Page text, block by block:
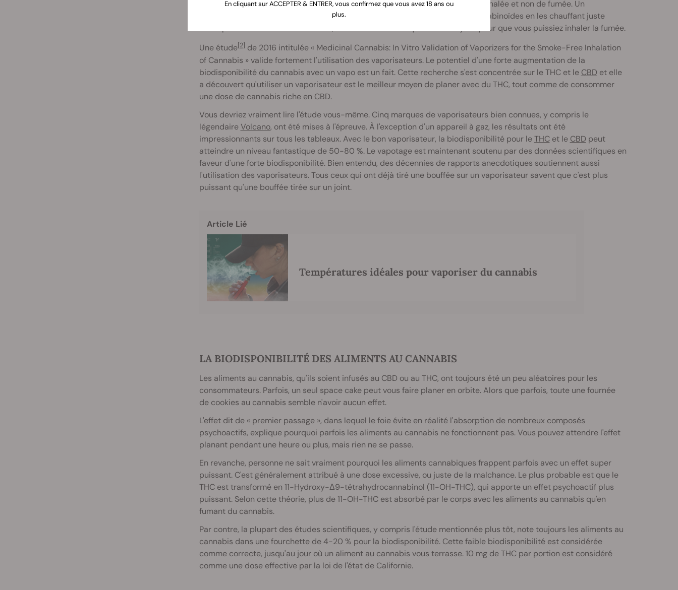
bien moins d'effets secondaires négatifs, surtout parce qu'il s'agit de vapeur inhalée et non de fumée. Un
vaporisateur réalise aussi la décarboxylation nécessaire pour activer les cannabinoïdes en les chauffant juste
assez pour les inhaler. Par contraste, c'est la combustion qui allume un joint pour que vous puissiez inhaler la fumée.
Une étude[2] de 2016 intitulée « Medicinal Cannabis: In Vitro Validation of Vaporizers for the Smoke-Free Inhalation
of Cannabis » valide fortement l'utilisation des vaporisateurs. Le potentiel d'une forte augmentation de la
biodisponibilité du cannabis avec un vapo est un fait. Cette recherche s'est concentrée sur le THC et le CBD et elle
a découvert qu'utiliser un vaporisateur est le meilleur moyen de planer avec du THC, tout comme de consommer
une dose de cannabis riche en CBD.
Vous devriez vraiment lire l'étude vous-même. Cinq marques de vaporisateurs bien connues, y compris le
légendaireVolcano, ont été mises à l'épreuve. À l'exception d'un appareil à gaz, les résultats ont été
impressionnants sur tous les tableaux. Avec le bon vaporisateur, la biodisponibilité pour leTHCet le CBD peut
atteindre un niveau fantastique de 50-80 %. Le vapotage est maintenant soutenu par des données scientifiques en
faveur d'une forte biodisponibilité. Bien entendu, des décennies de rapports anecdotiques soutiennent aussi
l'utilisation des vaporisateurs. Tous ceux qui ont déjà tiré une bouffée sur un vaporisateur savent que c'est plus
puissant qu'une bouffée tirée sur un joint.
Article Lié
Températures idéales pour vaporiser du cannabis
LA BIODISPONIBILITÉ DES ALIMENTS AU CANNABIS
Les aliments au cannabis, qu'ils soient infusés au CBD ou au THC, ont toujours été un peu aléatoires pour les
consommateurs. Parfois, un seul space cake peut vous faire planer en orbite. Alors que parfois, toute une fournée
de cookies au cannabis semble n'avoir aucun effet.
L'effet dit de « premier passage », dans lequel le foie évite en réalité l'absorption de nombreux composés
psychoactifs, explique pourquoi parfois les aliments au cannabis ne fonctionnent pas. Vous pouvez attendre l'effet
planant pendant une heure ou plus, mais rien ne se passe.
En revanche, personne ne sait vraiment pourquoi les aliments cannabiques frappent parfois avec un effet super
puissant. C'est généralement attribué à une dose excessive, ou juste de la malchance. Le plus probable est que le
THC est transformé en 11-Hydroxy-Δ9-tétrahydrocannabinol (11-OH-THC), qui apporte un effet psychoactif plus
puissant. Selon cette théorie, plus de 11-OH-THC est absorbé par le corps avec les aliments au cannabis qu'en
fumant du cannabis.
Par contre, la plupart des études scientifiques, y compris l'étude mentionnée plus tôt, note toujours les aliments au
cannabis dans une fourchette de 4-20 % pour la biodisponibilité. Cette faible biodisponibilité est considérée
comme correcte, jusqu'au jour où un aliment au cannabis vous terrasse. 10 mg de THC par portion est considéré
comme une dose effective par la loi de l'état de Californie.
En cliquant sur ACCEPTER & ENTRER, vous confirmez que vous avez 18 ans ou
plus.